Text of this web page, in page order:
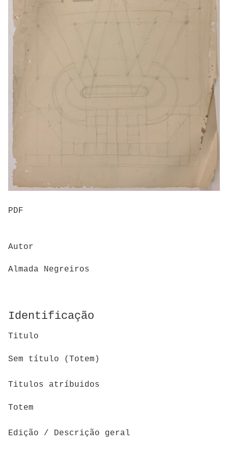
PDF
Autor
Almada Negreiros
Identificação
Titulo
Sem título (Totem)
Titulos atríbuidos
Totem
Edição / Descrição geral